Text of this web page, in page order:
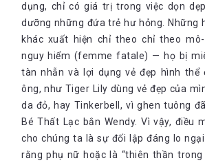
dụng, chỉ có giá trị trong việc dọn
dưỡng những đứa trẻ hư hỏng. Những
khác xuất hiện chỉ theo chỉ theo
nguy hiểm (femme fatale) — họ bị
tàn nhẫn và lợi dụng vẻ đẹp hình thể
ông, như Tiger Lily dùng vẻ đẹp của
da đỏ, hay Tinkerbell, vì ghen tuông
Bé Thất Lạc bắn Wendy. Vì vậy, điều
cho chúng ta là sự đối lập đáng lo
rằng phụ nữ hoặc là “thiên thần trong